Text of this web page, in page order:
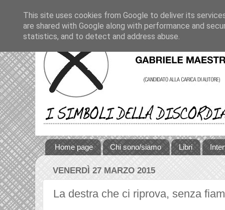
Home page Chi sono/siamo Libri
VENERDÌ 27 MARZO 2015
La destra che ci riprova, senza
This site uses cookies from Google to deliver its
are shared with Google along with performance and
statistics, and to detect and address abuse.